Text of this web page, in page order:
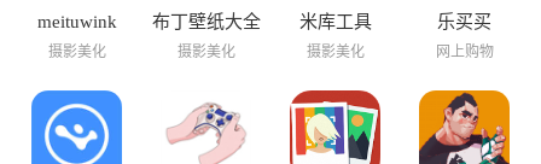
meituwink
摄影美化
布丁壁纸大全
摄影美化
米库工具
摄影美化
乐买买
网上购物